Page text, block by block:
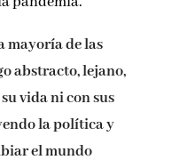
mayoría de las
abstracto, lejano,
vida ni con sus
la política y
el mundo